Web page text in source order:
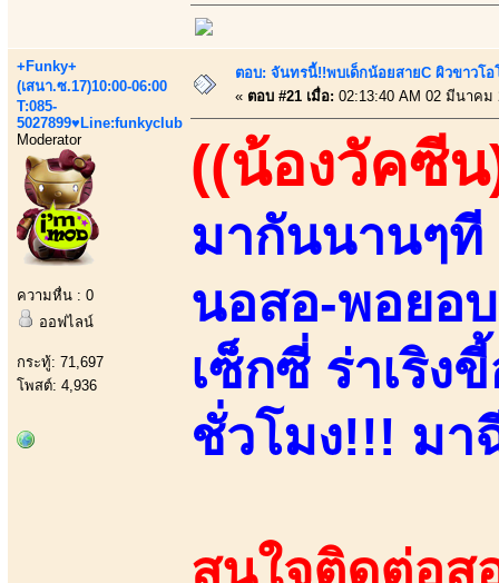
+Funky+
(เสนา.ซ.17)10:00-06:00
T:085-
5027899♥Line:funkyclub
Moderator
ความหื่น : 0
ออฟไลน์
กระทู้: 71,697
โพสต์: 4,936
ตอบ: จันทรนี้!!พบเด็กน้อยสายC ผิวขาวโ
« ตอบ #21 เมื่อ: 02:13:40 AM 02 มีนาคม
((น้องวัคซี
มากันนานๆที
นอสอ-พอยอ
เซ็กซี่ ร่าเริ
ชั่วโมง!!! มา
สนใจติดต่อส